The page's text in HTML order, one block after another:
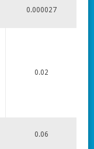
0.000027
0.02
0.06